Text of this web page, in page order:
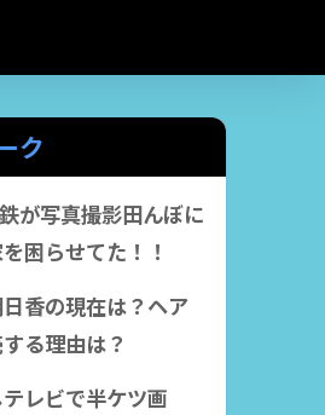
ク
が写真撮影田んぼに
困らせてた！！
日香の現在は？ヘア
る理由は？
レビで半ケツ画